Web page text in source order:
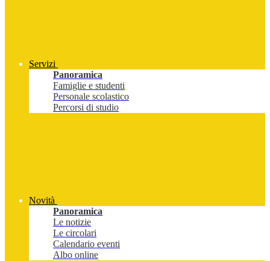
Servizi
Panoramica
Famiglie e studenti
Personale scolastico
Percorsi di studio
Novità
Panoramica
Le notizie
Le circolari
Calendario eventi
Albo online